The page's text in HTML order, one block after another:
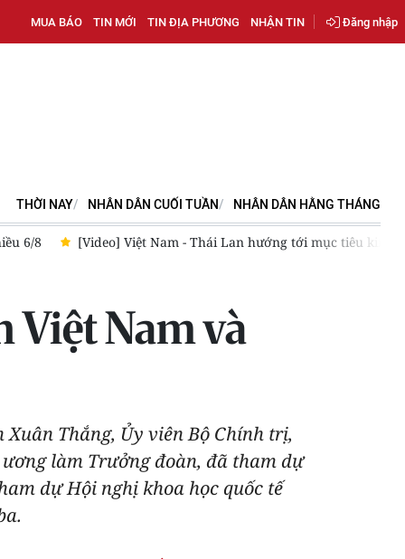
MUA BÁO TIN MỚI TIN ĐỊA PHƯƠNG NHẬN TIN Đăng nhập
THỜI NAY NHÂN DÂN CUỐI TUẦN NHÂN DÂN HẰNG THÁNG
tới mục tiêu kim ngạch thương mại đạt 50 tỷ USD [Video]
Việt Nam và
Thắng, Ủy viên Bộ Chính trị,
làm Trưởng đoàn, đã tham dự
dự Hội nghị khoa học quốc tế